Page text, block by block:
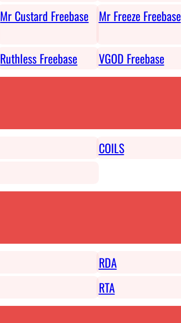
Mr Custard Freebase Mr Freeze Freebase
Ruthless Freebase VGOD Freebase
COILS
RDA
RTA